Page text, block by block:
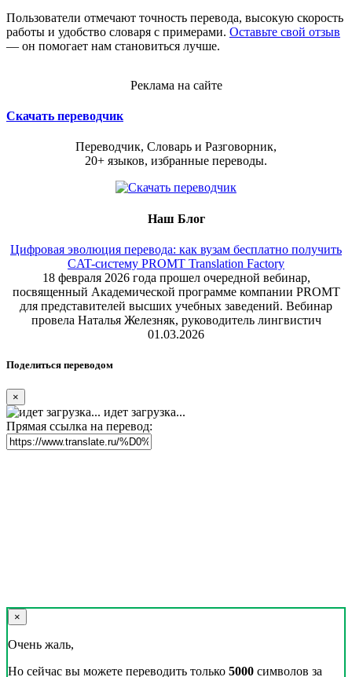
Пользователи отмечают точность перевода, высокую скорость
работы и удобство словаря с примерами. Оставьте свой отзыв
— он помогает нам становиться лучше.
Реклама на сайте
Скачать переводчик
Переводчик, Словарь и Разговорник,
20+ языков, избранные переводы.
Наш Блог
Цифровая эволюция перевода: как вузам бесплатно получить
CAT-систему PROMT Translation Factory
18 февраля 2026 года прошел очередной вебинар,
посвященный Академической программе компании PROMT
для представителей высших учебных заведений. Вебинар
провела Наталья Железняк, руководитель лингвистич
01.03.2026
Поделиться переводом
×
идет загрузка...
Прямая ссылка на перевод:
×
Очень жаль,
Но сейчас вы можете переводить только 5000 символов за